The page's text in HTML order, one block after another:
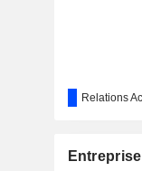
Relations